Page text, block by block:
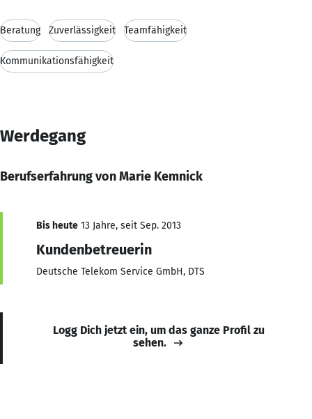
Beratung Zuverlässigkeit Teamfähigkeit
Kommunikationsfähigkeit
Werdegang
Berufserfahrung von Marie Kemnick
Bis heute 13 Jahre, seit Sep. 2013
Kundenbetreuerin
Deutsche Telekom Service GmbH, DTS
Logg Dich jetzt ein, um das ganze Profil zu
sehen.